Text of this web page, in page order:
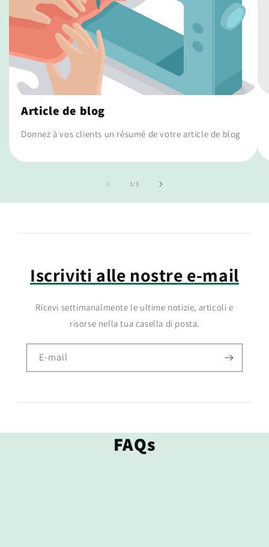
Article de blog
Donnez à vos clients un résumé de votre article de blog
1/de
3
Iscriviti alle nostre e-mail
Ricevi settimanalmente le ultime notizie, articoli e
risorse nella tua casella di posta.
E-mail
FAQs